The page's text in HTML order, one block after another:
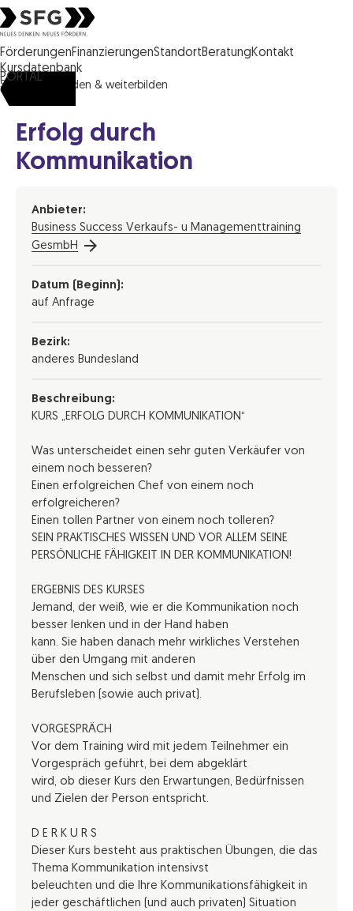
Steirische Wirtschaftsförderungsgesellschaft mbH SFG Logo
FörderungenFinanzierungenStandortBeratungKontakt
PORTAL
Kursdatenbank
SFG ausbilden & weiterbilden
Erfolg durch
Kommunikation
Anbieter:
Business Success Verkaufs- u Managementtraining
GesmbH
Datum (Beginn):
auf Anfrage
Bezirk:
anderes Bundesland
Beschreibung:
KURS „ERFOLG DURCH KOMMUNIKATION“
Was unterscheidet einen sehr guten Verkäufer von
einem noch besseren?
Einen erfolgreichen Chef von einem noch
erfolgreicheren?
Einen tollen Partner von einem noch tolleren?
SEIN PRAKTISCHES WISSEN UND VOR ALLEM SEINE
PERSÖNLICHE FÄHIGKEIT IN DER KOMMUNIKATION!
ERGEBNIS DES KURSES
Jemand, der weiß, wie er die Kommunikation noch
besser lenken und in der Hand haben
kann. Sie haben danach mehr wirkliches Verstehen
über den Umgang mit anderen
Menschen und sich selbst und damit mehr Erfolg im
Berufsleben (sowie auch privat).
VORGESPRÄCH
Vor dem Training wird mit jedem Teilnehmer ein
Vorgespräch geführt, bei dem abgeklärt
wird, ob dieser Kurs den Erwartungen, Bedürfnissen
und Zielen der Person entspricht.
D E R K U R S
Dieser Kurs besteht aus praktischen Übungen, die das
Thema Kommunikation intensivst
beleuchten und die Ihre Kommunikationsfähigkeit in
jeder geschäftlichen (und auch privaten) Situation